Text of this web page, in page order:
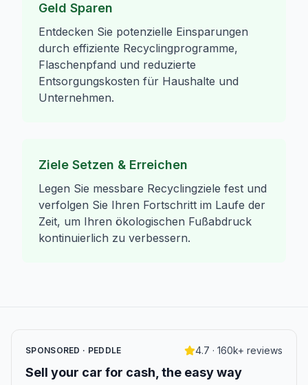
Geld Sparen
Entdecken Sie potenzielle Einsparungen
durch effiziente Recyclingprogramme,
Flaschenpfand und reduzierte
Entsorgungskosten für Haushalte und
Unternehmen.
Ziele Setzen & Erreichen
Legen Sie messbare Recyclingziele fest und
verfolgen Sie Ihren Fortschritt im Laufe der
Zeit, um Ihren ökologischen Fußabdruck
kontinuierlich zu verbessern.
SPONSORED · PEDDLE 4.7 · 160k+ reviews
Sell your car for cash, the easy way